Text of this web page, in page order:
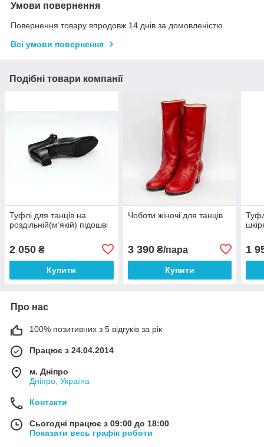
Умови повернення
Повернення товару впродовж 14 днів за домовленістю
Всі умови повернення
Подібні товари компанії
Туфлі для танців на
роздільній(мʼякій) підошві
2 050 ₴
Купити
Чоботи жіночі для танців
3 390₴/пара
Купити
1
Про нас
100% позитивних з 5 відгуків за рік
Працює з 24.04.2014
м. Дніпро
Дніпро, Україна
Контакти
Сьогодні працює з 09:00 до 18:00
Показати весь графік роботи